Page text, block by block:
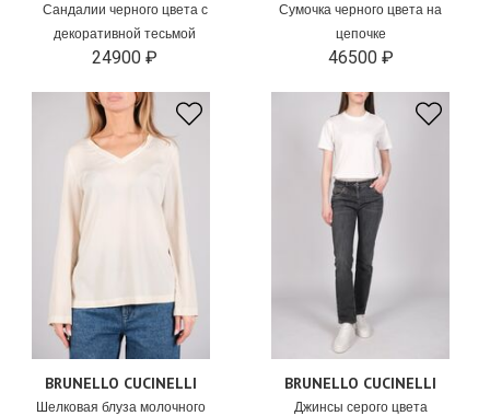
Сандалии черного цвета с
декоративной тесьмой
24900 ₽
Сумочка черного цвета на
цепочке
46500 ₽
BRUNELLO CUCINELLI
Шелковая блуза молочного
BRUNELLO CUCINELLI
Джинсы серого цвета